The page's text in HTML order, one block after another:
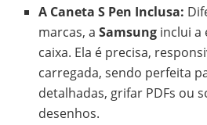
A Caneta S Pen Inclusa:
marcas, aSamsung inclui a
caixa. Ela é precisa,
carregada, sendo perfeita
detalhadas, grifar PDFs ou
desenhos.